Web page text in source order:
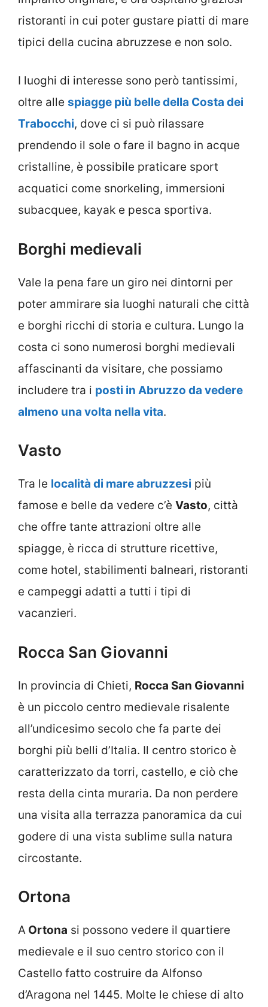
ristoranti in cui poter gustare piatti di mare
tipici della cucina abruzzese e non solo.
I luoghi di interesse sono però tantissimi,
oltre alle spiagge più belle della Costa dei
Trabocchi, dove ci si può rilassare
prendendo il sole o fare il bagno in acque
cristalline, è possibile praticare sport
acquatici come snorkeling, immersioni
subacquee, kayak e pesca sportiva.
Borghi medievali
Vale la pena fare un giro nei dintorni per
poter ammirare sia luoghi naturali che città
e borghi ricchi di storia e cultura. Lungo la
costa ci sono numerosi borghi medievali
affascinanti da visitare, che possiamo
includere tra i posti in Abruzzo da vedere
almeno una volta nella vita.
Vasto
Tra le località di mare abruzzesi più
famose e belle da vedere c’è Vasto, città
che offre tante attrazioni oltre alle
spiagge, è ricca di strutture ricettive,
come hotel, stabilimenti balneari, ristoranti
e campeggi adatti a tutti i tipi di
vacanzieri.
Rocca San Giovanni
In provincia di Chieti, Rocca San Giovanni
è un piccolo centro medievale risalente
all’undicesimo secolo che fa parte dei
borghi più belli d’Italia. Il centro storico è
caratterizzato da torri, castello, e ciò che
resta della cinta muraria. Da non perdere
una visita alla terrazza panoramica da cui
godere di una vista sublime sulla natura
circostante.
Ortona
A Ortona si possono vedere il quartiere
medievale e il suo centro storico con il
Castello fatto costruire da Alfonso
d’Aragona nel 1445. Molte le chiese di alto